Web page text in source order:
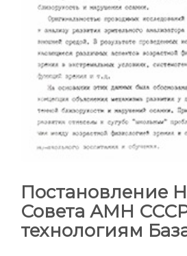
Постановление
Совета АМН
технологиям